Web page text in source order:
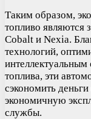
Таким образом,
топливо
Cobalt и Nexia.
технологий,
топлива, эти
сэкономить
экономичную
службы.